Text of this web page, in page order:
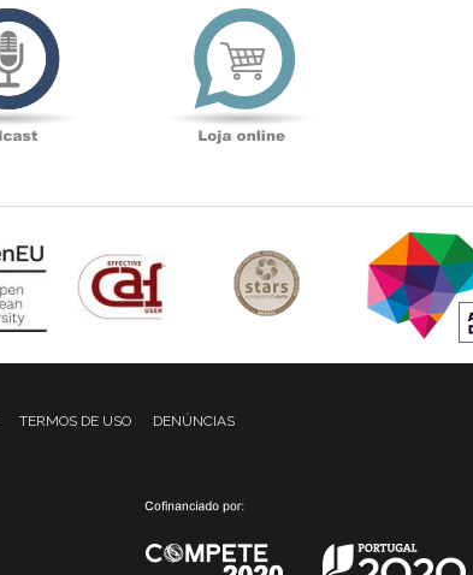
TERMOS DE USO
DENÚNCIAS